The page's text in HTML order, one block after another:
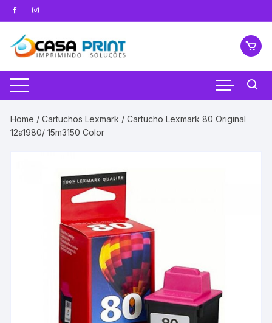
Pular
para
conteúdo
Home /Cartuchos Lexmark / Cartucho Lexmark 80 Original
12a1980/ 15m3150 Color